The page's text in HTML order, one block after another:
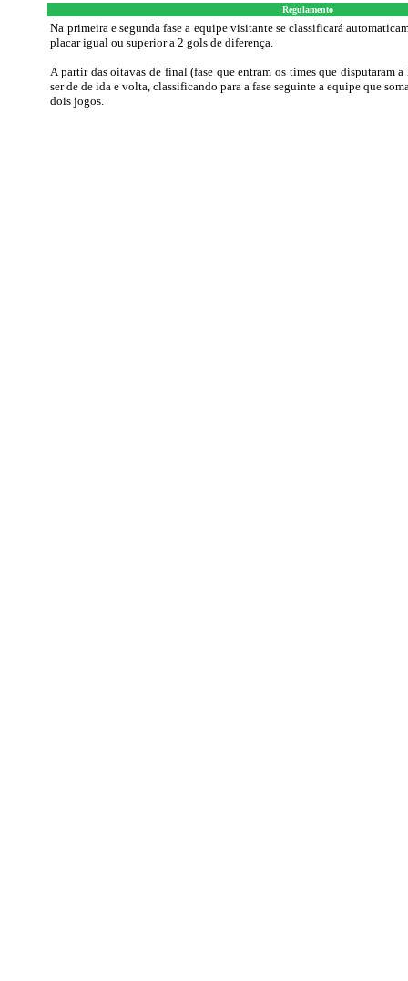
Regulamento
Na primeira e segunda fase a equipe visitante se classificará
placar igual ou superior a 2 gols de diferença.
A partir das oitavas de final (fase que entram os times que disputaram
ser de de ida e volta, classificando para a fase seguinte a equipe que
dois jogos.